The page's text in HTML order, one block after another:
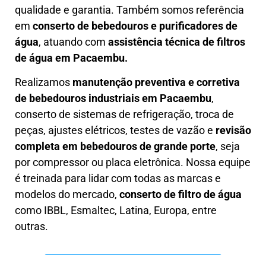
qualidade e garantia. Também somos referência
em conserto de bebedouros e purificadores de
água, atuando com assistência técnica de filtros
de água em Pacaembu.
Realizamos manutenção preventiva e corretiva
de bebedouros industriais em Pacaembu,
conserto de sistemas de refrigeração, troca de
peças, ajustes elétricos, testes de vazão e revisão
completa em bebedouros de grande porte, seja
por compressor ou placa eletrônica. Nossa equipe
é treinada para lidar com todas as marcas e
modelos do mercado, conserto de filtro de água
como IBBL, Esmaltec, Latina, Europa, entre
outras.